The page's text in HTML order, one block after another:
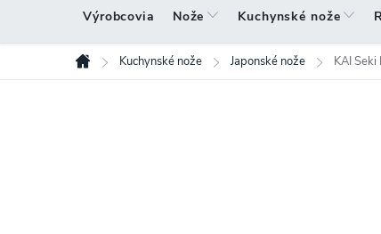
Výrobcovia Nože Kuchynské nože
Domov
Kuchynské nože Japonské nože KAI